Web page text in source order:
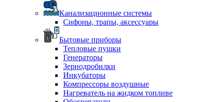
Канализационные системы
Сифоны, трапы, аксессуары
Бытовые приборы
Тепловые пушки
Генераторы
Зернодробилки
Инкубаторы
Компрессоры воздушные
Нагреватель на жидком топливе